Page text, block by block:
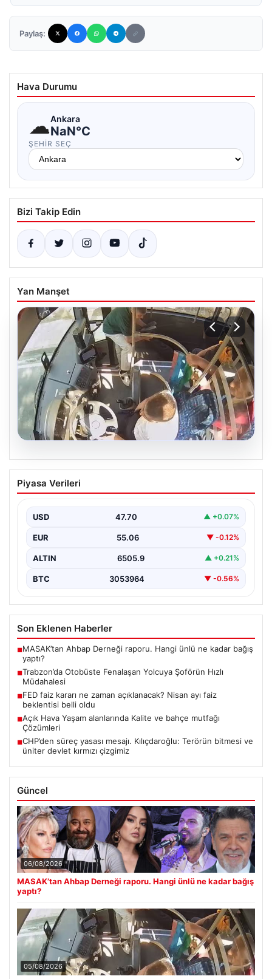
Paylaş:
Hava Durumu
☁Ankara
NaN°C
ŞEHIR SEÇ
Bizi Takip Edin
Yan Manşet
Trabzon’da Otobüste Fenalaşan
Yolcuya Şoförün Hızlı Müdahalesi
yaşındaki yolcu Hasan Öner’in hayatı, şoför Sinan
Erdoğan’ın…
Piyasa Verileri
USD 47.70 ▲ +0.07%
EUR 55.06 ▼ -0.12%
ALTIN 6505.9 ▲ +0.21%
BTC 3053964 ▼ -0.56%
Son Eklenen Haberler
■MASAK’tan Ahbap Derneği raporu. Hangi ünlü ne kadar bağış
yaptı?
■Trabzon’da Otobüste Fenalaşan Yolcuya Şoförün Hızlı
Müdahalesi
■FED faiz kararı ne zaman açıklanacak? Nisan ayı faiz
beklentisi belli oldu
■Açık Hava Yaşam alanlarında Kalite ve bahçe mutfağı
Çözümleri
■CHP’den süreç yasası mesajı. Kılıçdaroğlu: Terörün bitmesi ve
üniter devlet kırmızı çizgimiz
Güncel
06/08/2026
MASAK’tan Ahbap Derneği raporu. Hangi ünlü ne kadar bağış
yaptı?
05/08/2026